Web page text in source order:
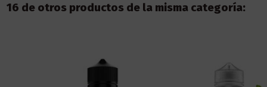
16 de otros productos de la misma categoría: